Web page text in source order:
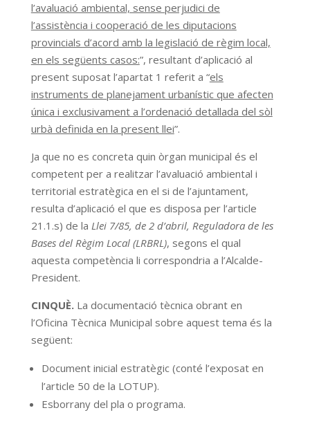
l’avaluació ambiental, sense perjudici de
l’assistència i cooperació de les diputacions
provincials d’acord amb la legislació de règim local,
en els següents casos:”, resultant d’aplicació al
present suposat l’apartat 1 referit a “els
instruments de planejament urbanístic que afecten
única i exclusivament a l’ordenació detallada del sòl
urbà definida en la present llei”.
Ja que no es concreta quin òrgan municipal és el
competent per a realitzar l’avaluació ambiental i
territorial estratègica en el si de l’ajuntament,
resulta d’aplicació el que es disposa per l’article
21.1.s) de la Llei 7/85, de 2 d’abril, Reguladora de les
Bases del Règim Local (LRBRL), segons el qual
aquesta competència li correspondria a l’Alcalde-
President.
CINQUÈ.La documentació tècnica obrant en
l’Oficina Tècnica Municipal sobre aquest tema és la
següent:
Document inicial estratègic (conté l’exposat en
l’article 50 de la LOTUP).
Esborrany del pla o programa.